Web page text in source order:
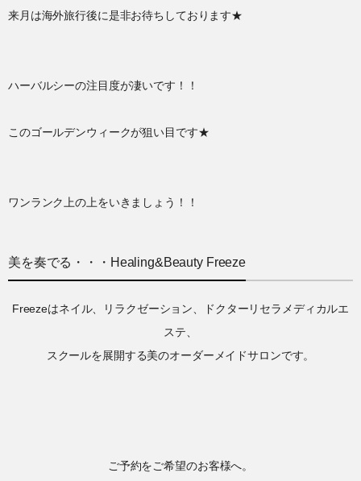
来月は海外旅行後に是非お待ちしております★
ハーバルシーの注目度が凄いです！！
このゴールデンウィークが狙い目です★
ワンランク上の上をいきましょう！！
美を奏でる・・・Healing&Beauty Freeze
Freezeはネイル、リラクゼーション、ドクターリセラメディカルエ
ステ、
スクールを展開する美のオーダーメイドサロンです。
ご予約をご希望のお客様へ。